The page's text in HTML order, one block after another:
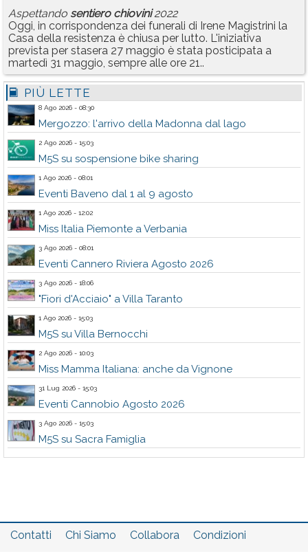
Aspettando sentiero chiovini2022
Oggi, in corrispondenza dei funerali di Irene Magistrini la
Casa della resistenza è chiusa per lutto. L'iniziativa
prevista per stasera 27 maggio è stata posticipata a
martedì 31 maggio, sempre alle ore 21..
PIÙ LETTE
8 Ago 2026 - 08:30
Mergozzo: l'arrivo della Madonna dal lago
2 Ago 2026 - 15:03
M5S su sospensione bike sharing
1 Ago 2026 - 08:01
Eventi Baveno dal 1 al 9 agosto
1 Ago 2026 - 12:02
Miss Italia Piemonte a Verbania
3 Ago 2026 - 08:01
Eventi Cannero Riviera Agosto 2026
3 Ago 2026 - 18:06
"Fiori d'Acciaio" a Villa Taranto
1 Ago 2026 - 15:03
M5S su Villa Bernocchi
2 Ago 2026 - 10:03
Miss Mamma Italiana: anche da Vignone
31 Lug 2026 - 15:03
Eventi Cannobio Agosto 2026
3 Ago 2026 - 15:03
M5S su Sacra Famiglia
Contatti Chi Siamo Collabora
Condizioni